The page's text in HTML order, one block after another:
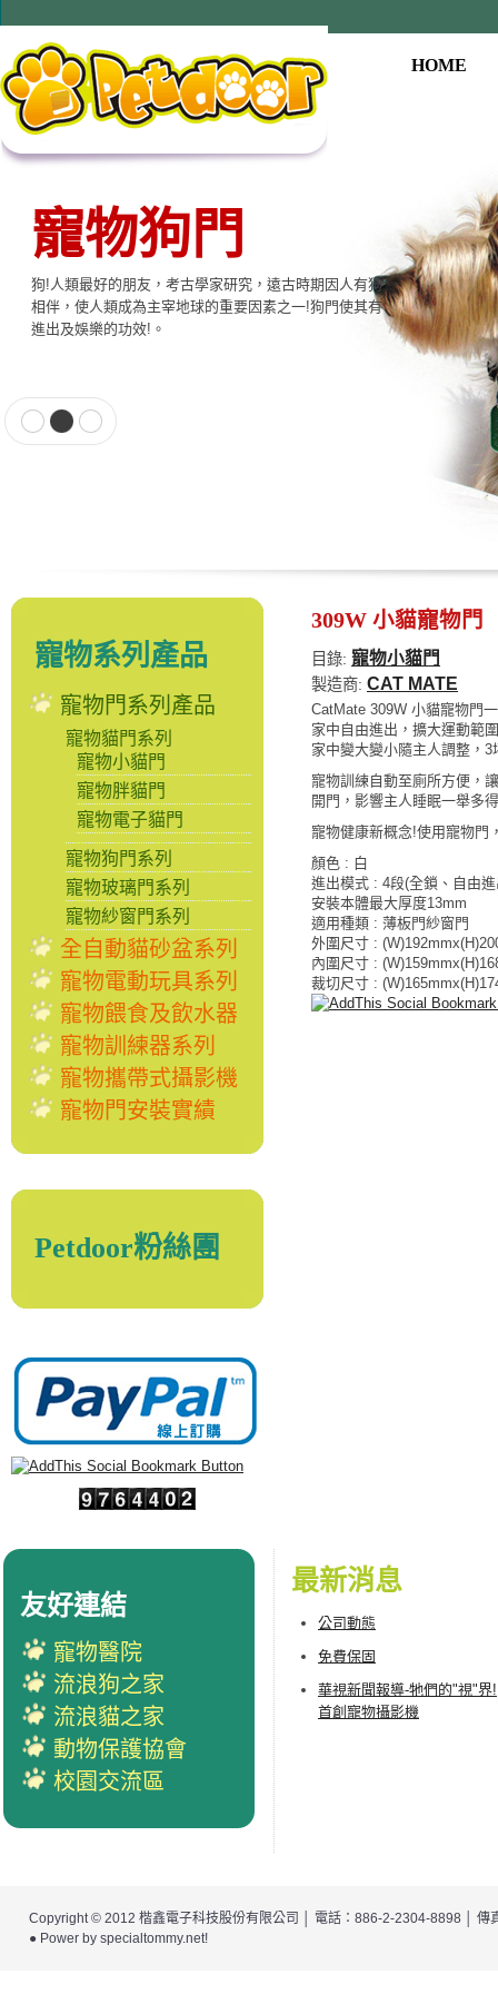
HOME
寵物狗門
狗!人類最好的朋友，考古學家研究，遠古時期因人有狗
相伴，使人類成為主宰地球的重要因素之一!狗門使其有
進出及娛樂的功效!。
寵物系列產品
寵物門系列產品
寵物貓門系列
寵物小貓門
寵物胖貓門
寵物電子貓門
寵物狗門系列
寵物玻璃門系列
寵物紗窗門系列
全自動貓砂盆系列
寵物電動玩具系列
寵物餵食及飲水器
寵物訓練器系列
寵物攜帶式攝影機
寵物門安裝實績
Petdoor粉絲團
309W 小貓寵物門
目錄: 寵物小貓門
製造商: CAT MATE
CatMate 309W 小貓寵物門
家中自由進出，擴大運動範
家中變大變小隨主人調整，
寵物訓練自動至廁所方便，
開門，影響主人睡眠一舉多
寵物健康新概念!使用寵物門
顏色 : 白
進出模式 : 4段(全鎖、自由
安裝本體最大厚度13mm
適用種類 : 薄板門紗窗門
外圍尺寸 :
內圍尺寸 :
裁切尺寸 :
最新消息
公司動態
免費保固
華視新聞報導-牠們的"視"界!
首創寵物攝影機
友好連結
寵物醫院
流浪狗之家
流浪貓之家
動物保護協會
校園交流區
Copyright © 2012 楷鑫電子科技股份有限公司
│ 電話：886-2-2304-8898 │
● Power by specialtommy.net!